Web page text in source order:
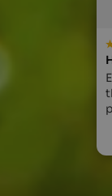
the